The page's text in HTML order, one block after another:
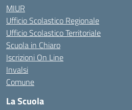
MIUR
Ufficio Scolastico Regionale
Ufficio Scolastico Territoriale
Scuola in Chiaro
Iscrizioni On Line
Invalsi
Comune
La Scuola